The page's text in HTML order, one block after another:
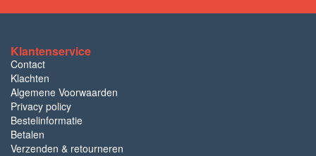
Klantenservice
Contact
Klachten
Algemene Voorwaarden
Privacy policy
Bestelinformatie
Betalen
Verzenden & retourneren